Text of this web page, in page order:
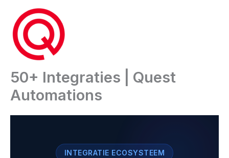
inhoud
50+ Integraties | Quest
Automations
INTEGRATIE ECOSYSTEEM